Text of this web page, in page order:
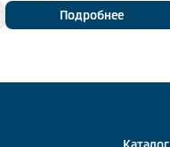
Подробнее